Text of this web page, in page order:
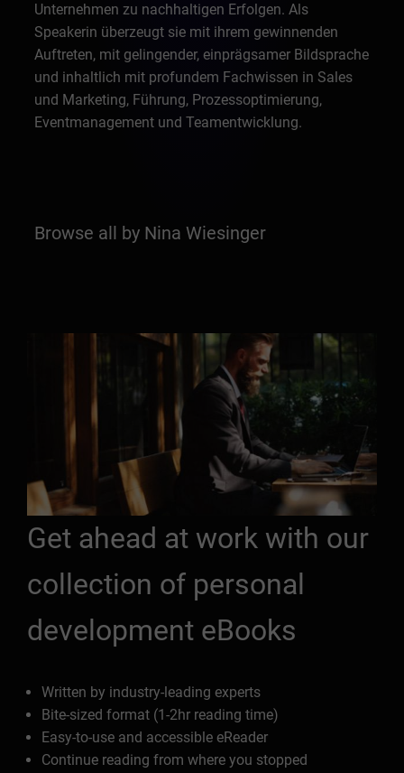
Unternehmen zu nachhaltigen Erfolgen. Als
Speakerin überzeugt sie mit ihrem gewinnenden
Auftreten, mit gelingender, einprägsamer Bildsprache
und inhaltlich mit profundem Fachwissen in Sales
und Marketing, Führung, Prozessoptimierung,
Eventmanagement und Teamentwicklung.
Browse all by Nina Wiesinger
Get ahead at work with our
collection of personal
development eBooks
Written by industry-leading experts
Bite-sized format (1-2hr reading time)
Easy-to-use and accessible eReader
Continue reading from where you stopped